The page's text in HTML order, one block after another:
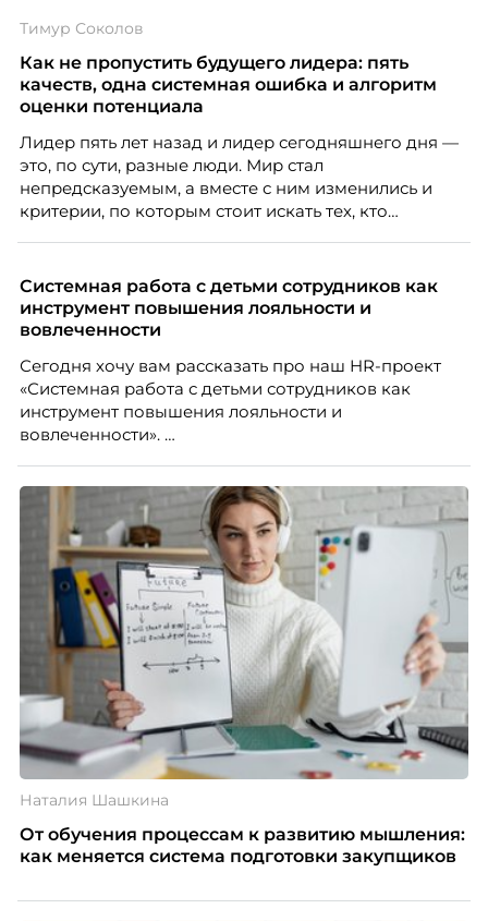
Тимур Соколов
Как не пропустить будущего лидера: пять
качеств, одна системная ошибка и алгоритм
оценки потенциала
Лидер пять лет назад и лидер сегодняшнего дня —
это, по сути, разные люди. Мир стал
непредсказуемым, а вместе с ним изменились и
критерии, по которым стоит искать тех, кто
«свадебного генерала», почему стандартные
системы оценки часто упускают самых талантливых
людей и как выявить лидерский потенциал ещё до
Тимур Соколов, ключевой эксперт по
стратегическому развитию и формированию
культуры лидерства в организациях.
Системная работа с детьми сотрудников как
инструмент повышения лояльности и
вовлеченности
Сегодня хочу вам рассказать про наш HR-проект
«Системная работа с детьми сотрудников как
инструмент повышения лояльности и
вовлеченности».
Наталия Шашкина
От обучения процессам к развитию мышления:
как меняется система подготовки закупщиков